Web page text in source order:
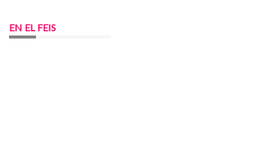
EN EL FEIS